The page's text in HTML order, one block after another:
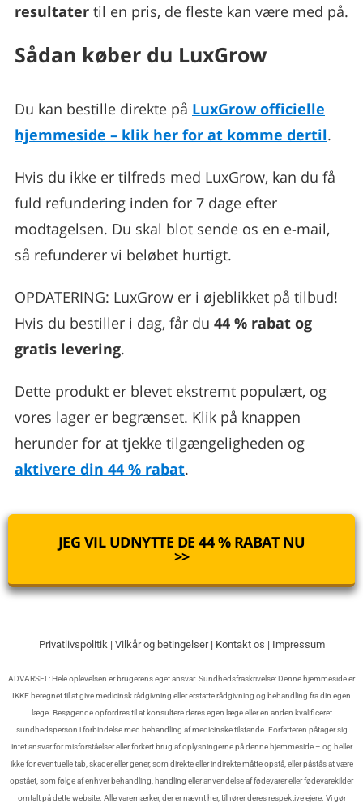
resultater til en pris, de fleste kan være med på.
Sådan køber du LuxGrow
Du kan bestille direkte på LuxGrow officielle
hjemmeside – klik her for at komme dertil.
Hvis du ikke er tilfreds med LuxGrow, kan du få
fuld refundering inden for 7 dage efter
modtagelsen. Du skal blot sende os en e-mail,
så refunderer vi beløbet hurtigt.
OPDATERING: LuxGrow er i øjeblikket på tilbud!
Hvis du bestiller i dag, får du 44 % rabat og
gratis levering.
Dette produkt er blevet ekstremt populært, og
vores lager er begrænset. Klik på knappen
herunder for at tjekke tilgængeligheden og
aktivere din 44 % rabat.
JEG VIL UDNYTTE DE 44 % RABAT NU
>>
Privatlivspolitik | Vilkår og betingelser| Kontakt os | Impressum
ADVARSEL: Hele oplevelsen er brugerens eget ansvar. Sundhedsfraskrivelse: Denne hjemmeside er
IKKE beregnet til at give medicinsk rådgivning eller erstatte rådgivning og behandling fra din egen
læge. Besøgende opfordres til at konsultere deres egen læge eller en anden kvalificeret
sundhedsperson i forbindelse med behandling af medicinske tilstande. Forfatteren påtager sig
intet ansvar for misforståelser eller forkert brug af oplysningerne på denne hjemmeside – og heller
ikke for eventuelle tab, skader eller gener, som direkte eller indirekte måtte opstå, eller påstås at være
opstået, som følge af enhver behandling, handling eller anvendelse af fødevarer eller fødevarekilder
omtalt på dette website. Alle varemærker, der er nævnt her, tilhører deres respektive ejere. Vi gør